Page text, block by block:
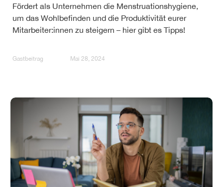
Fördert als Unternehmen die Menstruationshygiene,
um das Wohlbefinden und die Produktivität eurer
Mitarbeiter:innen zu steigern – hier gibt es Tipps!
Gastbeitrag Mai 28, 2024